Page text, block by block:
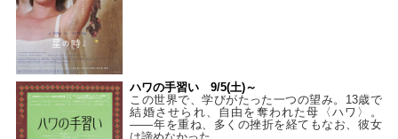
ハワの手習い 9/5(土)～
この世界で、学びがたった一つの望み。13歳で
結婚させられ、自由を奪われた母〈ハワ〉。
——年を重ね、多くの挫折を経てもなお、彼女